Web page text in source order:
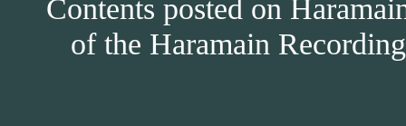
Contents posted on
of the Haramain